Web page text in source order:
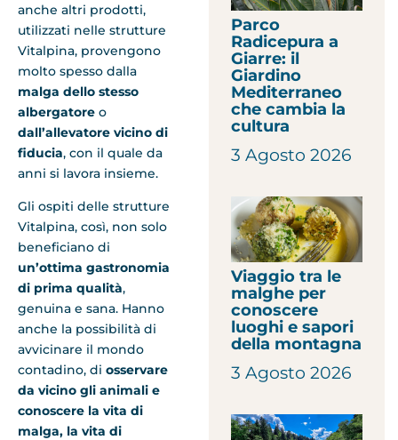
anche altri prodotti,
utilizzati nelle strutture
Vitalpina, provengono
molto spesso dalla
malga dello stesso
albergatore o
dall’allevatore vicino di
fiducia, con il quale da
anni si lavora insieme.
Gli ospiti delle strutture
Vitalpina, così, non solo
beneficiano di
un’ottima gastronomia
di prima qualità,
genuina e sana. Hanno
anche la possibilità di
avvicinare il mondo
contadino, di osservare
da vicino gli animali e
conoscere la vita di
malga, la vita di
Parco
Radicepura a
Giarre: il
Giardino
Mediterraneo
che cambia la
cultura
3 Agosto 2026
Viaggio tra le
malghe per
conoscere
luoghi e sapori
della montagna
3 Agosto 2026